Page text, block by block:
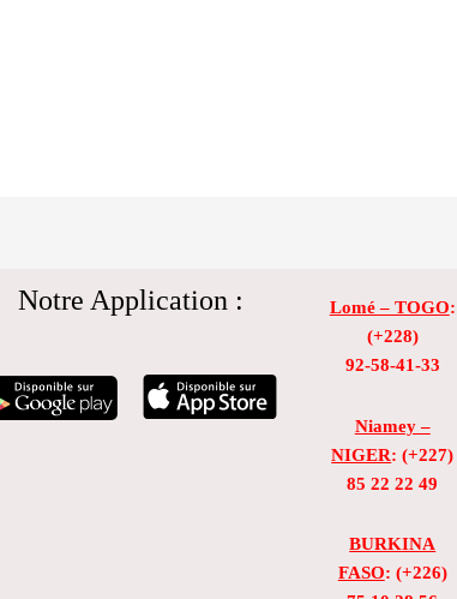
Notre Application : Lomé – TOGO:
(+228)
92-58-41-33
Niamey –
NIGER: (+227)
85 22 22 49
BURKINA
FASO: (+226)